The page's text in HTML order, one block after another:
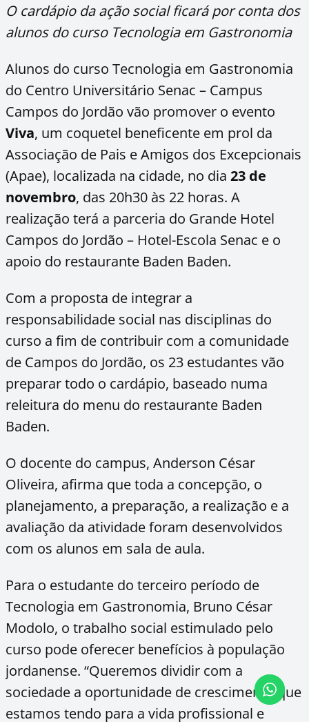
O cardápio da ação social ficará por conta dos
alunos do curso Tecnologia em Gastronomia
Alunos do curso Tecnologia em Gastronomia
do Centro Universitário Senac – Campus
Campos do Jordão vão promover o evento
Viva, um coquetel beneficente em prol da
Associação de Pais e Amigos dos Excepcionais
(Apae), localizada na cidade, no dia 23 de
novembro, das 20h30 às 22 horas. A
realização terá a parceria do Grande Hotel
Campos do Jordão – Hotel-Escola Senac e o
apoio do restaurante Baden Baden.
Com a proposta de integrar a
responsabilidade social nas disciplinas do
curso a fim de contribuir com a comunidade
de Campos do Jordão, os 23 estudantes vão
preparar todo o cardápio, baseado numa
releitura do menu do restaurante Baden
Baden.
O docente do campus, Anderson César
Oliveira, afirma que toda a concepção, o
planejamento, a preparação, a realização e a
avaliação da atividade foram desenvolvidos
com os alunos em sala de aula.
Para o estudante do terceiro período de
Tecnologia em Gastronomia, Bruno César
Modolo, o trabalho social estimulado pelo
curso pode oferecer benefícios à população
jordanense. “Queremos dividir com a
sociedade a oportunidade de crescimento que
estamos tendo para a vida profissional e